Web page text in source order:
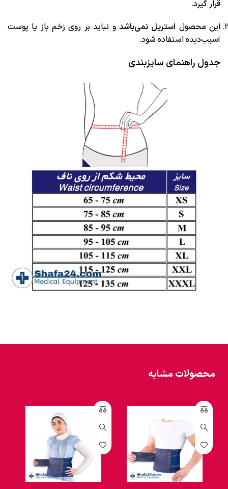
قرار گیرد.
این محصول استریل نمی‌باشد و نباید بر روی زخم باز یا پوست
آسیب‌دیده استفاده شود.
جدول راهنمای سایزبندی
محصولات مشابه